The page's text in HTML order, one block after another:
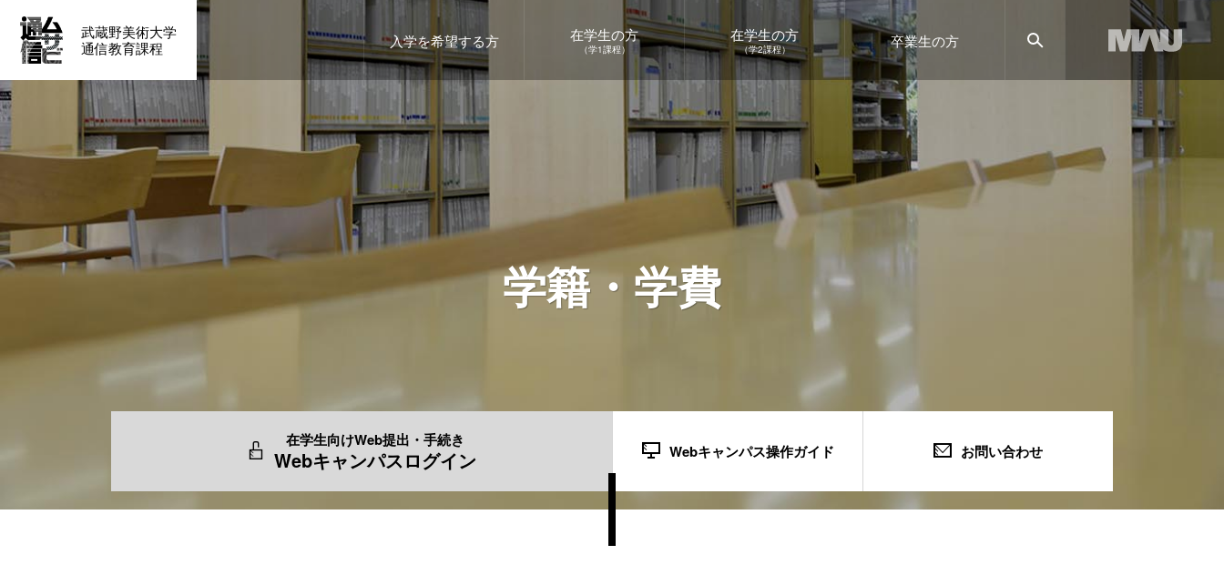
武蔵野美術大学
通信教育課程
入学を希望する方 在学生の方
（学1課程）
在学生の方
（学2課程） 卒業生の方
学籍・学費
在学生向けWeb提出・手続き
Webキャンパスログイン Webキャンパス操作ガイド お問い合わせ